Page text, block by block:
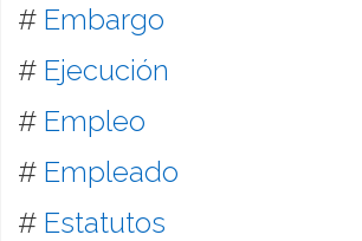
# Embargo
# Ejecución
# Empleo
# Empleado
# Estatutos